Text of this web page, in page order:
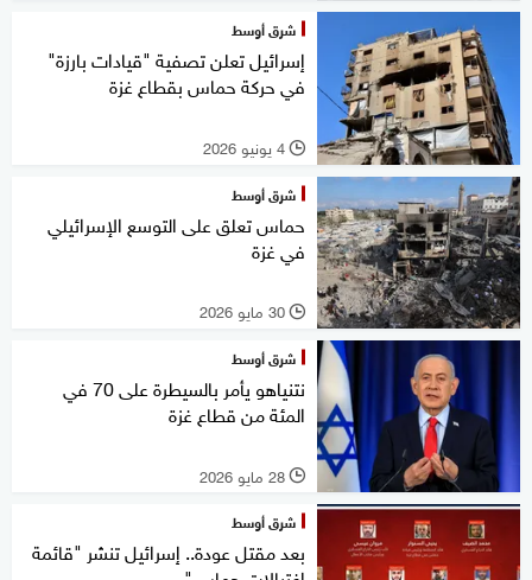
شرق أوسط
إسرائيل تعلن تصفية "قيادات بارزة"
في حركة حماس بقطاع غزة
l 4 يونيو 2026
شرق أوسط
حماس تعلق على التوسع الإسرائيلي
في غزة
l 30 مايو 2026
شرق أوسط
نتنياهو يأمر بالسيطرة على 70 في
المئة من قطاع غزة
l 28 مايو 2026
شرق أوسط
بعد مقتل عودة.. إسرائيل تنشر "قائمة